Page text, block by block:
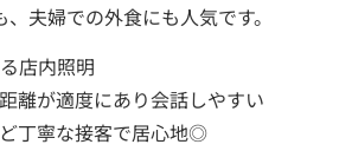
夫婦での外食にも人気です。
店内照明
離が適度にあり会話しやすい
丁寧な接客で居心地◎